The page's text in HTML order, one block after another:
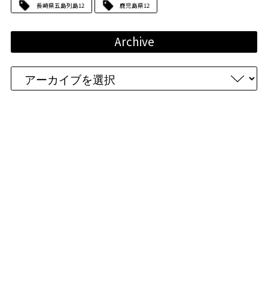
長崎県五島列島12 鹿児島県12
Archive